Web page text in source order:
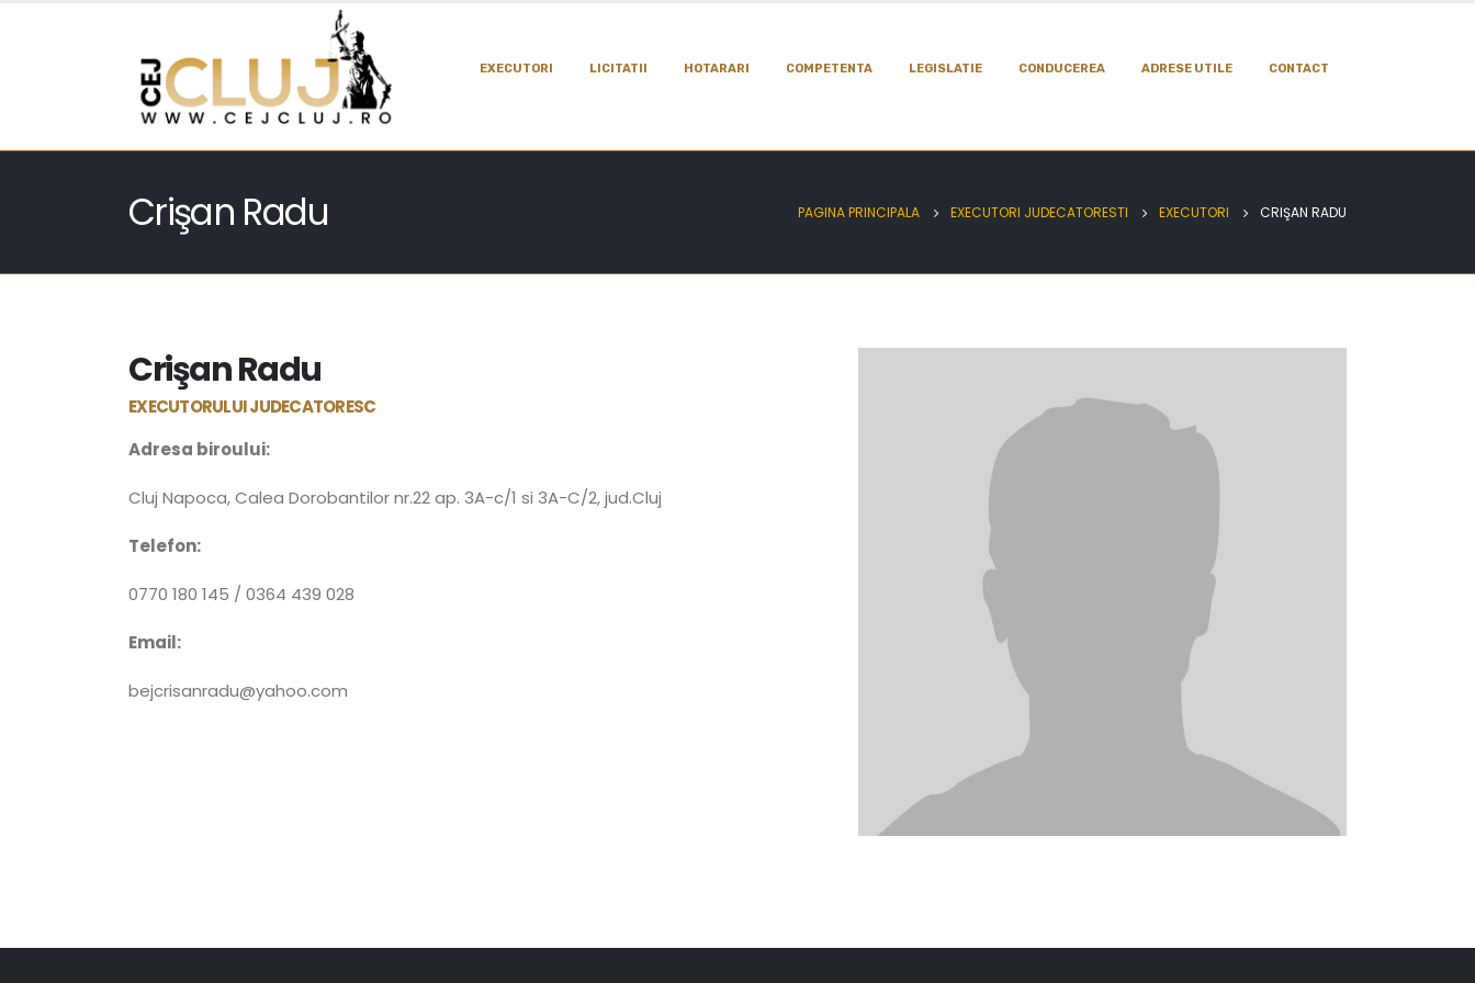
EXECUTORI LICITATII HOTARARI COMPETENTA LEGISLATIE CONDUCEREA ADRESE UTILE CONTACT
Crişan Radu PAGINA PRINCIPALA EXECUTORI JUDECATORESTI EXECUTORI CRIŞAN RADU
Crişan Radu
EXECUTORULUI JUDECATORESC
Adresa biroului:
Cluj Napoca, Calea Dorobantilor nr.22 ap. 3A-c/1 si 3A-C/2, jud.Cluj
Telefon:
0770 180 145 / 0364 439 028
Email:
bejcrisanradu@yahoo.com